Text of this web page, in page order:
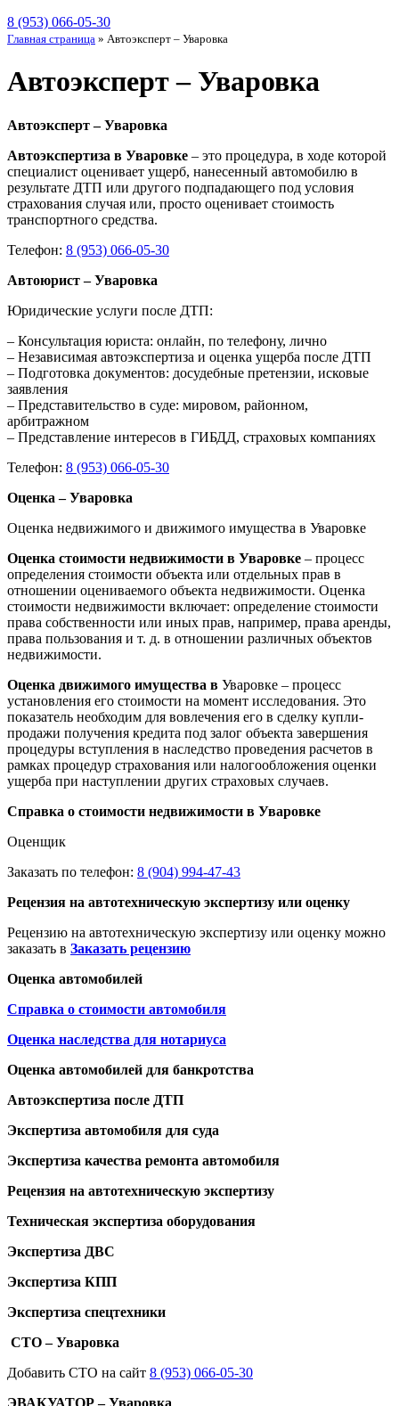
8 (953) 066-05-30
Главная страница » Автоэксперт – Уваровка
Автоэксперт – Уваровка
Автоэксперт – Уваровка
Автоэкспертиза в Уваровке – это процедура, в ходе которой
специалист оценивает ущерб, нанесенный автомобилю в
результате ДТП или другого подпадающего под условия
страхования случая или, просто оценивает стоимость
транспортного средства.
Телефон: 8 (953) 066-05-30
Автоюрист – Уваровка
Юридические услуги после ДТП:
– Консультация юриста: онлайн, по телефону, лично
– Независимая автоэкспертиза и оценка ущерба после ДТП
– Подготовка документов: досудебные претензии, исковые
заявления
– Представительство в суде: мировом, районном,
арбитражном
– Представление интересов в ГИБДД, страховых компаниях
Телефон: 8 (953) 066-05-30
Оценка – Уваровка
Оценка недвижимого и движимого имущества в Уваровке
Оценка стоимости недвижимости в Уваровке – процесс
определения стоимости объекта или отдельных прав в
отношении оцениваемого объекта недвижимости. Оценка
стоимости недвижимости включает: определение стоимости
права собственности или иных прав, например, права аренды,
права пользования и т. д. в отношении различных объектов
недвижимости.
Оценка движимого имущества в Уваровке – процесс
установления его стоимости на момент исследования. Это
показатель необходим для вовлечения его в сделку купли-
продажи получения кредита под залог объекта завершения
процедуры вступления в наследство проведения расчетов в
рамках процедур страхования или налогообложения оценки
ущерба при наступлении других страховых случаев.
Справка о стоимости недвижимости в Уваровке
Оценщик
Заказать по телефон: 8 (904) 994-47-43
Рецензия на автотехническую экспертизу или оценку
Рецензию на автотехническую экспертизу или оценку можно
заказать в Заказать рецензию
Оценка автомобилей
Справка о стоимости автомобиля
Оценка наследства для нотариуса
Оценка автомобилей для банкротства
Автоэкспертиза после ДТП
Экспертиза автомобиля для суда
Экспертиза качества ремонта автомобиля
Рецензия на автотехническую экспертизу
Техническая экспертиза оборудования
Экспертиза ДВС
Экспертиза КПП
Экспертиза спецтехники
СТО – Уваровка
Добавить СТО на сайт 8 (953) 066-05-30
ЭВАКУАТОР – Уваровка